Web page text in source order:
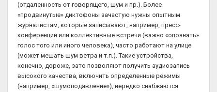
(отдаленность от говорящего, шум и пр.). Более
«продвинутые» диктофоны зачастую нужны опытным
журналистам, которые записывают, например, пресс-
конференции или коллективные встречи (важно «опознать»
голос того или иного человека), часто работают на улице
(может мешать шум ветра и т.п.). Такие устройства,
конечно, дороже, зато позволяют получить аудиозапись
высокого качества, включить определенные режимы
(например, «шумоподавление»), нередко снабжаются